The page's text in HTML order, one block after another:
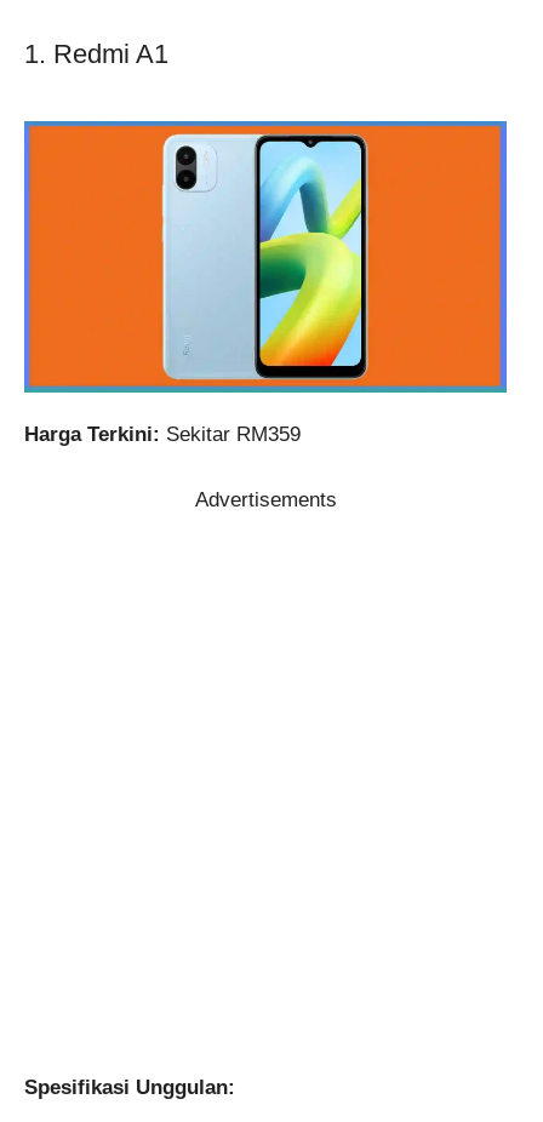
1. Redmi A1
Harga Terkini: Sekitar RM359
Advertisements
Spesifikasi Unggulan: